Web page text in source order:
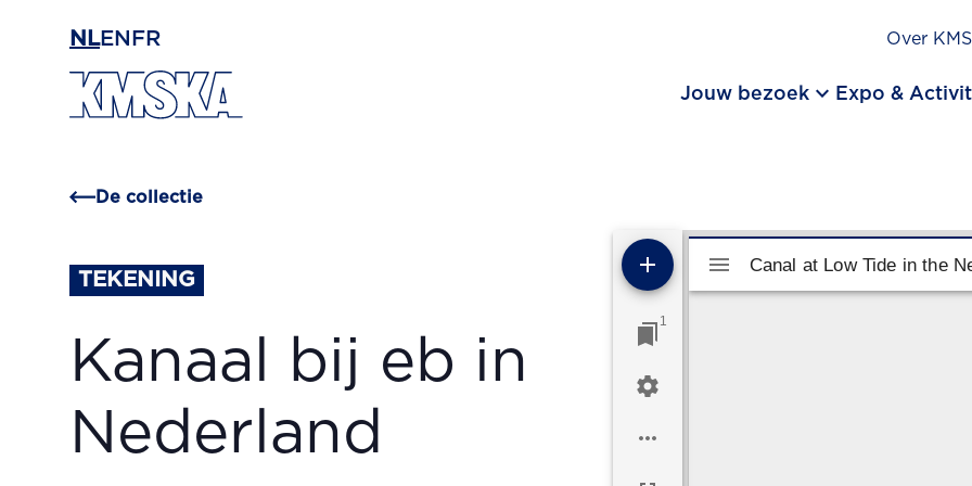
NLEN FR Over
Jouw bezoek keyboard_arrow_down Expo &
De collectie
TEKENING
Kanaal bij eb in
Nederland
1
Mirador viewer
Canal at Low Tide in the
Canal at Low Tide in the